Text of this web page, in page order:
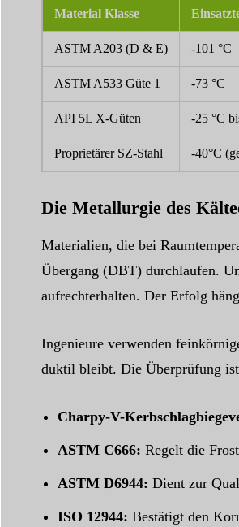
Material Klasse
ASTM A203 (D & E) -101 °C
ASTM A533 Güte 1 -73 °C
API 5L X-Güten -25 °C
Proprietärer SZ-Stahl -40°C
Die Metallurgie des
Materialien, die bei
Übergang (DBT) durchlaufen.
aufrechterhalten. Der Erfolg
Ingenieure verwenden
duktil bleibt. Die Überprüfung
Charpy-V-
ASTM C666: Regelt die
ASTM D6944: Dient zur
ISO 12944: Bestätigt den